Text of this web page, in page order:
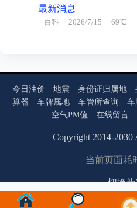
最新消息
百科 2026/7/15 69℃
今日油价 地震 身份证归属地
算器
车牌属地 车管所查询 车
空气PM值
在线留言
Copyright 2014-2030
当前页面耗
切换
电脑